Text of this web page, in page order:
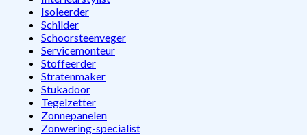
Isoleerder
Schilder
Schoorsteenveger
Servicemonteur
Stoffeerder
Stratenmaker
Stukadoor
Tegelzetter
Zonnepanelen
Zonwering-specialist